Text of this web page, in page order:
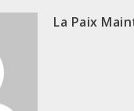
La Paix